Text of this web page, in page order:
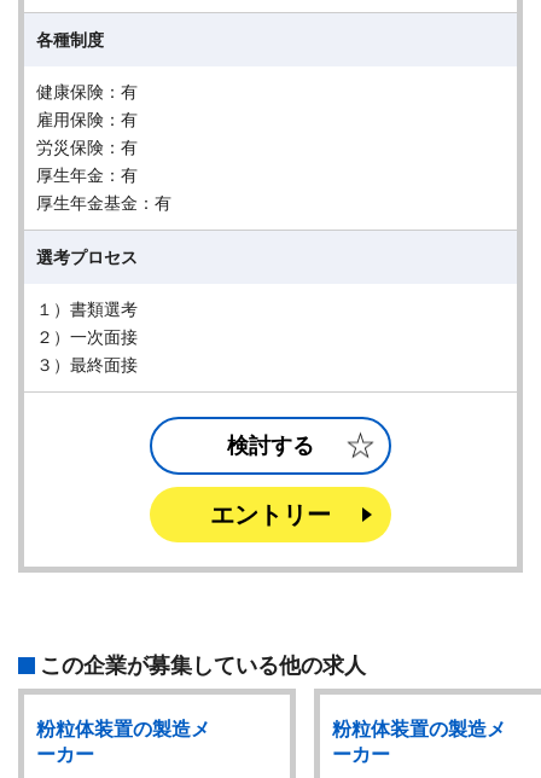
各種制度
健康保険：有
雇用保険：有
労災保険：有
厚生年金：有
厚生年金基金：有
選考プロセス
１）書類選考
２）一次面接
３）最終面接
検討する
エントリー
この企業が募集している他の求人
粉粒体装置の製造メ
ーカー
粉粒体装置の製造メ
ーカー